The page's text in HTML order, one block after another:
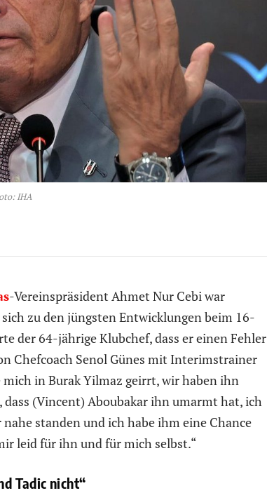
IHA
-Vereinspräsident Ahmet Nur Cebi war
zu den jüngsten Entwicklungen beim 16-
der 64-jährige Klubchef, dass er einen Fehler
Chefcoach Senol Günes mit Interimstrainer
in Burak Yilmaz geirrt, wir haben ihn
(Vincent) Aboubakar ihn umarmt hat, ich
standen und ich habe ihm eine Chance
leid für ihn und für mich selbst.“
Tadic nicht“